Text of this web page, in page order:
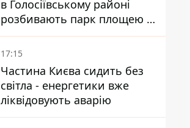
в Голосіївському районі
розбивають парк площею в
гектар
17:15
Частина Києва сидить без
світла - енергетики вже
ліквідовують аварію